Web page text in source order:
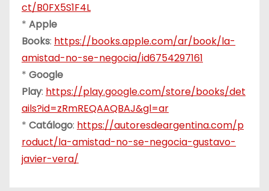
ct/B0FX5S1F4L
* Apple
Books: https://books.apple.com/ar/book/la-
amistad-no-se-negocia/id6754297161
* Google
Play: https://play.google.com/store/books/det
ails?id=zRmREQAAQBAJ&gl=ar
* Catálogo: https://autoresdeargentina.com/p
roduct/la-amistad-no-se-negocia-gustavo-
javier-vera/